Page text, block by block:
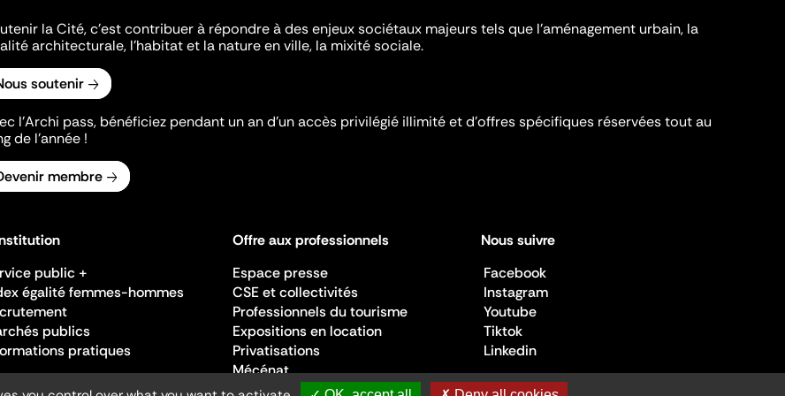
la Cité, c'est contribuer à répondre à des enjeux sociétaux majeurs tels que l'aménagement urbain, la
architecturale, l'habitat et la nature en ville, la mixité sociale.
soutenir
l’Archi pass, bénéficiez pendant un an d’un accès privilégié illimité et d’offres spécifiques réservées tout au
de l’année !
membre
public +
égalité femmes-hommes
publics
pratiques
Offre aux professionnels
Espace presse
CSE et collectivités
Professionnels du tourisme
Expositions en location
Privatisations
Mécénat
Nous suivre
Facebook
Instagram
Youtube
Tiktok
Linkedin